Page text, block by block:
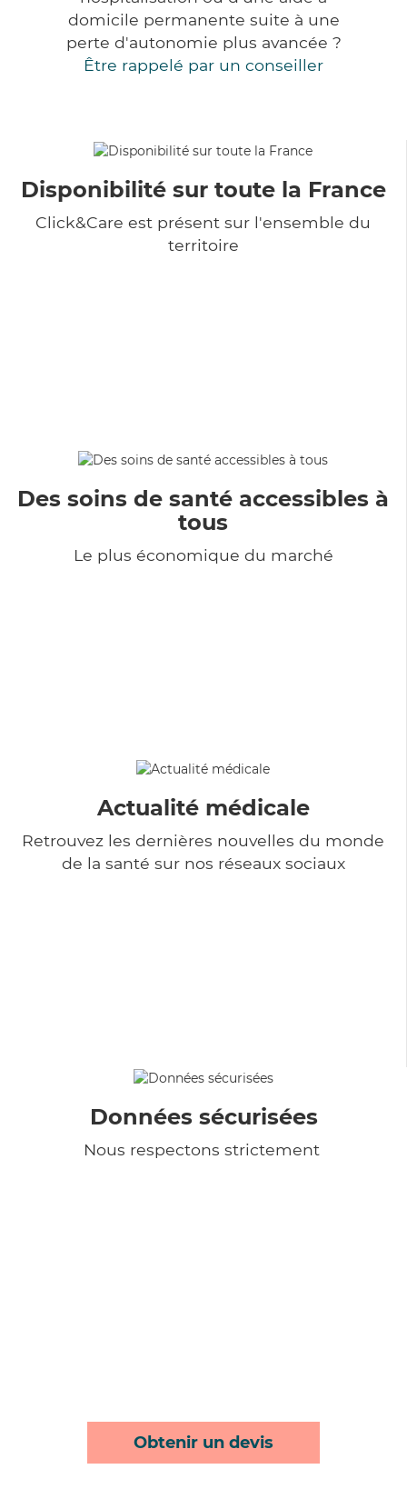
domicile permanente suite à une
perte d'autonomie plus avancée ?
Être rappelé par un conseiller
Disponibilité sur toute la France
Click&Care est présent sur l'ensemble du
territoire
Des soins de santé accessibles à
tous
Le plus économique du marché
Actualité médicale
Retrouvez les dernières nouvelles du monde
de la santé sur nos réseaux sociaux
Données sécurisées
Nous respectons strictement
Obtenir un devis